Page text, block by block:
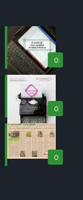
0
0
0